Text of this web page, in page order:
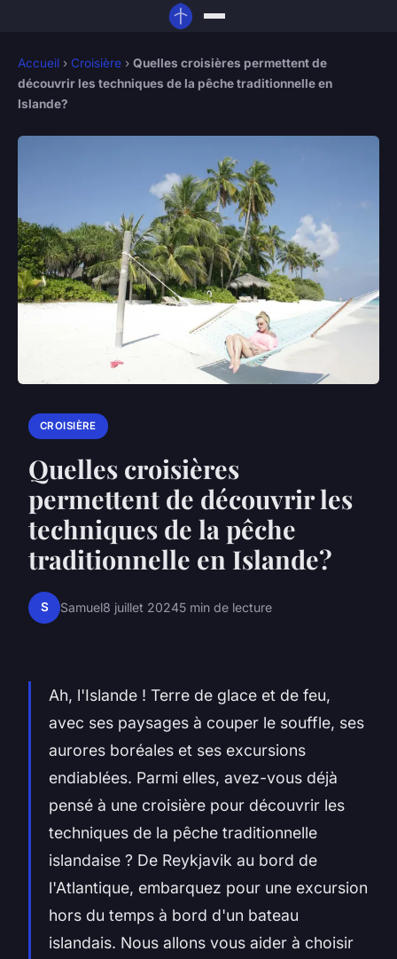
Accueil › Croisière › Quelles croisières permettent de
découvrir les techniques de la pêche traditionnelle en
Islande?
CROISIÈRE
Quelles croisières
permettent de découvrir les
techniques de la pêche
traditionnelle en Islande?
S Samuel8 juillet 20245 min de lecture
Ah, l'Islande ! Terre de glace et de feu,
avec ses paysages à couper le souffle, ses
aurores boréales et ses excursions
endiablées. Parmi elles, avez-vous déjà
pensé à une croisière pour découvrir les
techniques de la pêche traditionnelle
islandaise ? De Reykjavik au bord de
l'Atlantique, embarquez pour une excursion
hors du temps à bord d'un bateau
islandais. Nous allons vous aider à choisir